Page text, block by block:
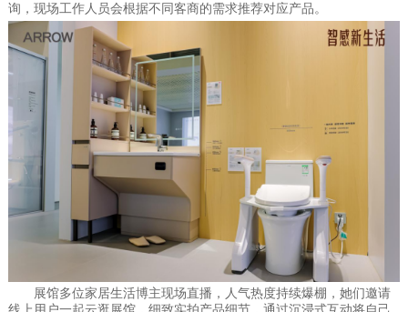
询，现场工作人员会根据不同客商的需求推荐对应产品。
展馆多位家居生活博主现场直播，人气热度持续爆棚，她们邀请